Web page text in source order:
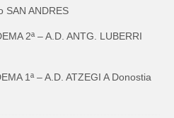
SAN ANDRES
2ª – A.D. ANTG. LUBERRI
1ª – A.D. ATZEGI A Donostia